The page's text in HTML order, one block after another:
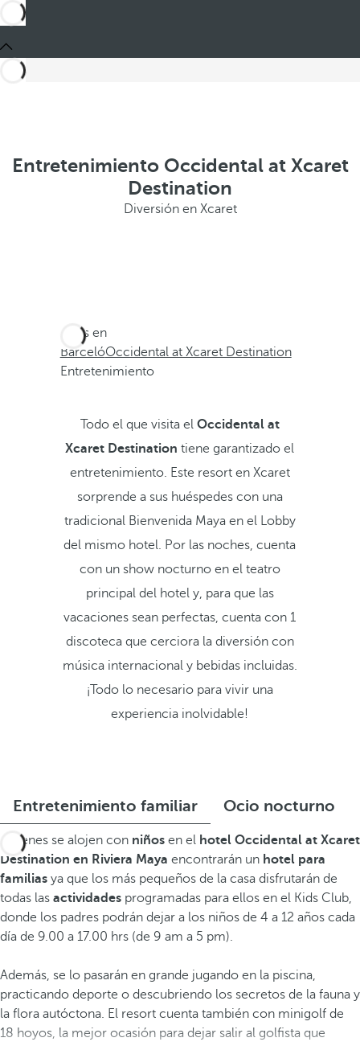
Entretenimiento Occidental at Xcaret
Destination
Diversión en Xcaret
Estás en
BarcelóOccidental at Xcaret Destination
Entretenimiento
Todo el que visita el Occidental at
Xcaret Destination tiene garantizado el
entretenimiento. Este resort en Xcaret
sorprende a sus huéspedes con una
tradicional Bienvenida Maya en el Lobby
del mismo hotel. Por las noches, cuenta
con un show nocturno en el teatro
principal del hotel y, para que las
vacaciones sean perfectas, cuenta con 1
discoteca que cerciora la diversión con
música internacional y bebidas incluidas.
¡Todo lo necesario para vivir una
experiencia inolvidable!
Entretenimiento familiar Ocio nocturno
Quienes se alojen con niños en el hotel Occidental at Xcaret
Destination en Riviera Maya encontrarán un hotel para
familias ya que los más pequeños de la casa disfrutarán de
todas las actividades programadas para ellos en el Kids Club,
donde los padres podrán dejar a los niños de 4 a 12 años cada
día de 9.00 a 17.00 hrs (de 9 am a 5 pm).
Además, se lo pasarán en grande jugando en la piscina,
practicando deporte o descubriendo los secretos de la fauna y
la flora autóctona. El resort cuenta también con minigolf de
18 hoyos, la mejor ocasión para dejar salir al golfista que